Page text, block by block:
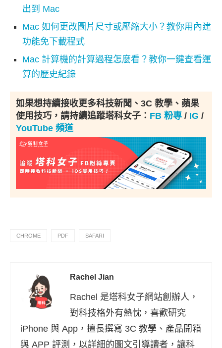
出到 Mac
Mac 如何更改圖片尺寸或壓縮大小？教你用內建
功能免下載程式
Mac 計算機的計算過程怎麼看？教你一鍵查看運
算的歷史紀錄
如果想持續接收更多科技新聞、3C 教學、蘋果
使用技巧，請持續追蹤塔科女子： FB 粉專 / IG /
YouTube 頻道
CHROME PDF SAFARI
Rachel Jian
Rachel 是塔科女子網站創辦人，
對科技格外有熱忱，喜歡研究
iPhone 與 App，擅長撰寫 3C 教學、產品開箱
與 APP 評測，以詳細的圖文引導讀者，讓科